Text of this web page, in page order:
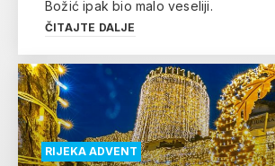
Božić ipak bio malo veseliji.
ČITAJTE DALJE
RIJEKA ADVENT